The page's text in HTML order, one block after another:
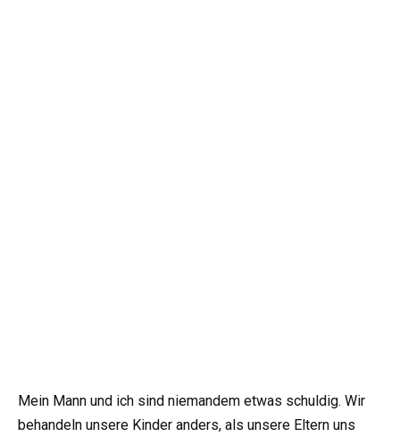
Mein Mann und ich sind niemandem etwas schuldig. Wir
behandeln unsere Kinder anders, als unsere Eltern uns